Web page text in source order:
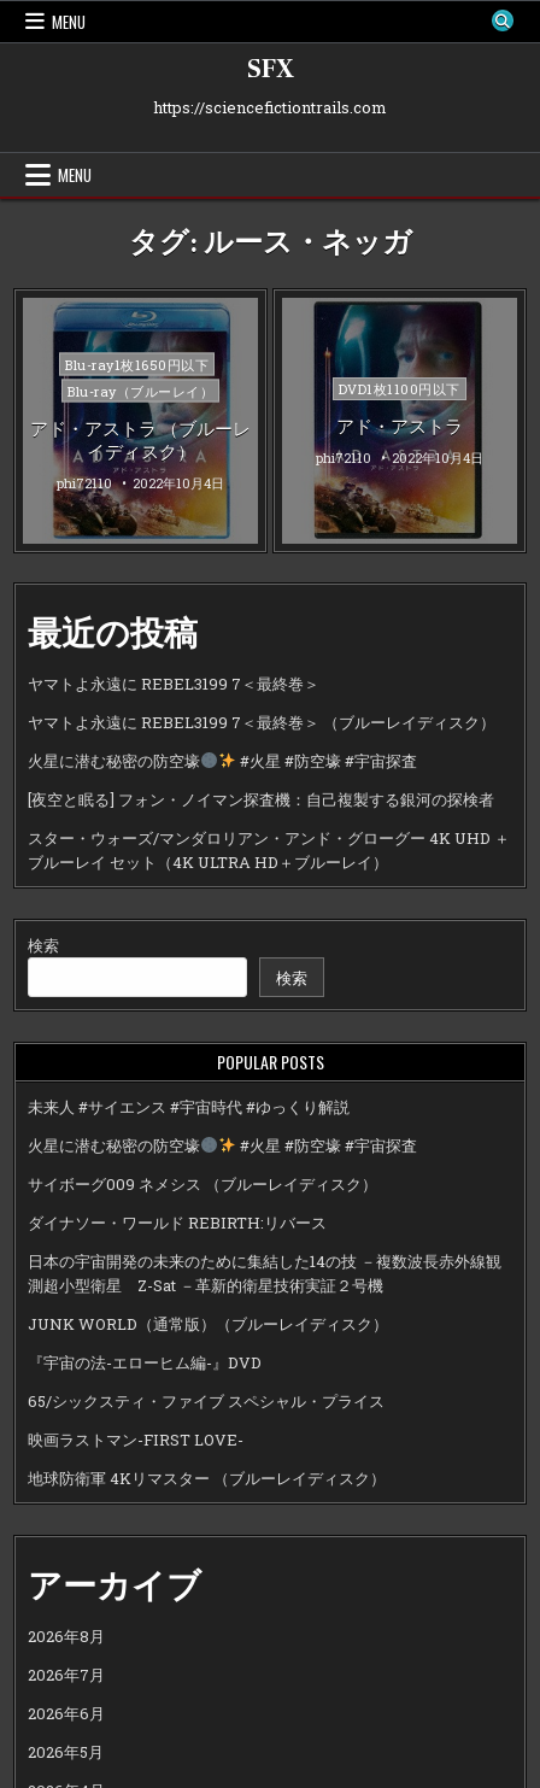
Skip
MENU
SFX
https://sciencefictiontrails.com
MENU
タグ:ルース・ネッガ
Posted
in
Blu-ray1枚1650円以下
Blu-ray（ブルーレイ）
アド・アストラ （ブルーレ
イディスク）
phi72110 2022年10月4日
Posted
DVD1枚1100円以下
アド・アストラ
phi72110 2022年10月4日
最近の投稿
ヤマトよ永遠に REBEL3199 7＜最終巻＞
ヤマトよ永遠に REBEL3199 7＜最終巻＞ （ブルーレイディスク）
火星に潜む秘密の防空壕
#火星 #防空壕 #宇宙探査
[夜空と眠る] フォン・ノイマン探査機：自己複製する銀河の探検者
スター・ウォーズ/マンダロリアン・アンド・グローグー 4K UHD ＋
ブルーレイ セット（4K ULTRA HD＋ブルーレイ）
検索
検索
POPULAR POSTS
未来人 #サイエンス #宇宙時代 #ゆっくり解説
火星に潜む秘密の防空壕
#火星 #防空壕 #宇宙探査
サイボーグ009 ネメシス （ブルーレイディスク）
ダイナソー・ワールド REBIRTH:リバース
日本の宇宙開発の未来のために集結した14の技 －複数波長赤外線観
測超小型衛星 Z-Sat －革新的衛星技術実証２号機
JUNK WORLD（通常版）（ブルーレイディスク）
『宇宙の法-エローヒム編-』DVD
65/シックスティ・ファイブ スペシャル・プライス
映画ラストマン-FIRST LOVE-
地球防衛軍 4Kリマスター （ブルーレイディスク）
アーカイブ
2026年8月
2026年7月
2026年6月
2026年5月